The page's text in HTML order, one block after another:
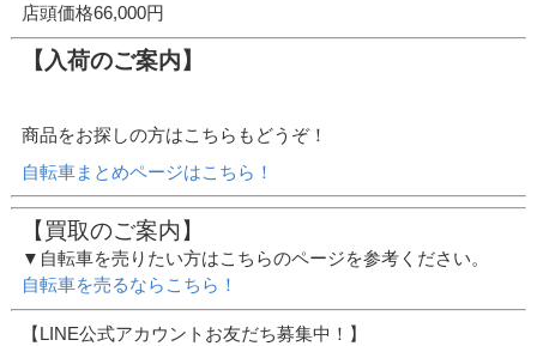
店頭価格66,000円
【入荷のご案内】
商品をお探しの方はこちらもどうぞ！
自転車まとめページはこちら！
【買取のご案内】
▼自転車を売りたい方はこちらのページを参考ください。
自転車を売るならこちら！
【LINE公式アカウントお友だち募集中！】